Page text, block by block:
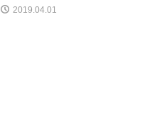
2019.04.01